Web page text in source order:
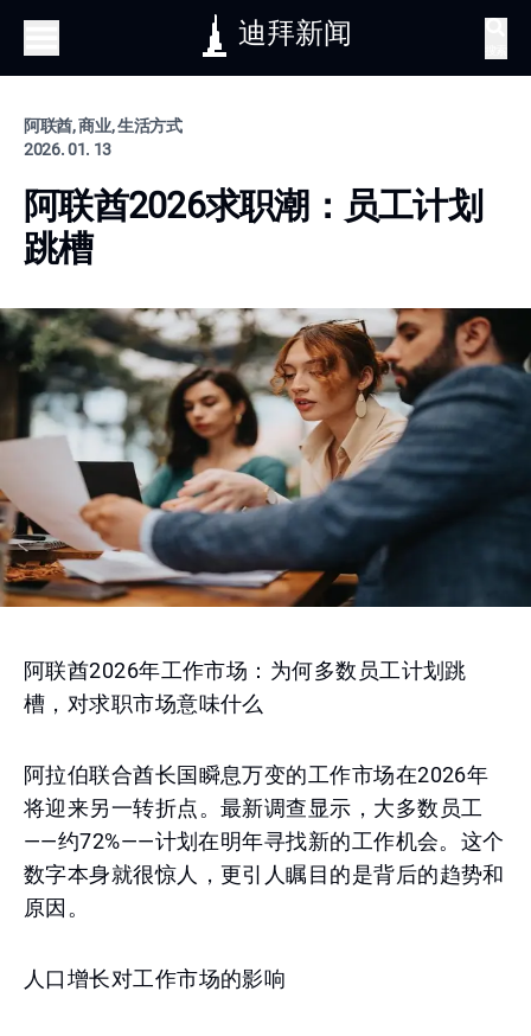
迪拜新闻
阿联酋, 商业, 生活方式
2026. 01. 13
阿联酋2026求职潮：员工计划
跳槽
阿联酋2026年工作市场：为何多数员工计划跳
槽，对求职市场意味什么
阿拉伯联合酋长国瞬息万变的工作市场在2026年
将迎来另一转折点。最新调查显示，大多数员工
——约72%——计划在明年寻找新的工作机会。这个
数字本身就很惊人，更引人瞩目的是背后的趋势和
原因。
人口增长对工作市场的影响